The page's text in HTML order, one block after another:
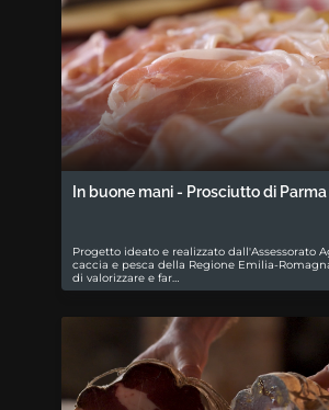
In buone mani - Prosciutto di Parma
Progetto ideato e realizzato dall'Assessorato
caccia e pesca della Regione Emilia-
di valorizzare e far…